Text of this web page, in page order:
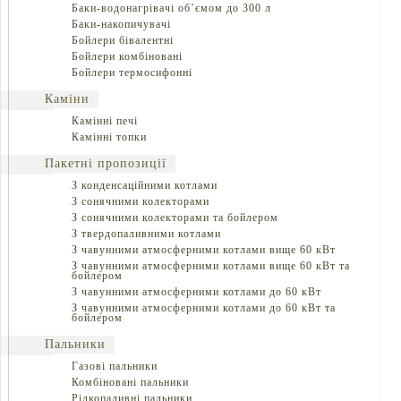
Баки-водонагрівачі об’ємом до 300 л
Баки-накопичувачі
Бойлери бівалентні
Бойлери комбіновані
Бойлери термосифонні
Каміни
Камінні печі
Камінні топки
Пакетні пропозиції
З конденсаційними котлами
З сонячними колекторами
З сонячними колекторами та бойлером
З твердопаливними котлами
З чавунними атмосферними котлами вище 60 кВт
З чавунними атмосферними котлами вище 60 кВт та
бойлером
З чавунними атмосферними котлами до 60 кВт
З чавунними атмосферними котлами до 60 кВт та
бойлером
Пальники
Газові пальники
Комбіновані пальники
Рідкопаливні пальники